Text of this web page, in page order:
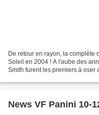
De retour en rayon, la complète
Soleil en 2004 ! A l'aube des
Smith furent les premiers à
News VF Panini 10-